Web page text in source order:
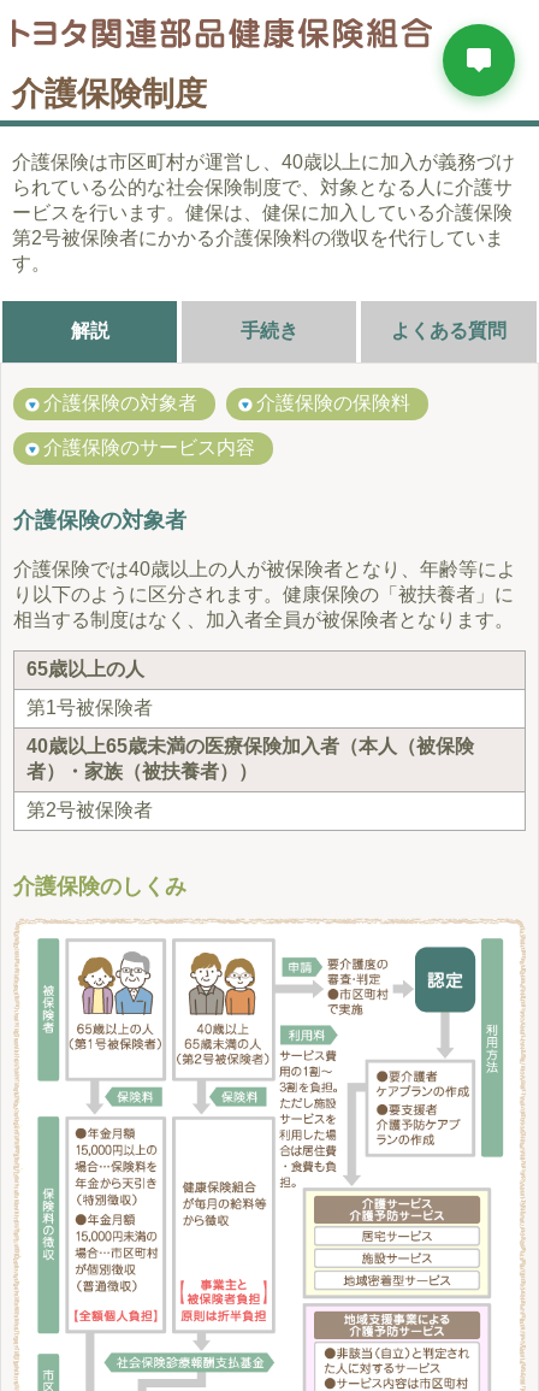
介護保険制度
介護保険は市区町村が運営し、40歳以上に加入が義務づけ
られている公的な社会保険制度で、対象となる人に介護サ
ービスを行います。健保は、健保に加入している介護保険
第2号被保険者にかかる介護保険料の徴収を代行していま
す。
解説 手続き よくある質問
介護保険の対象者 介護保険の保険料
介護保険のサービス内容
介護保険の対象者
介護保険では40歳以上の人が被保険者となり、年齢等によ
り以下のように区分されます。健康保険の「被扶養者」に
相当する制度はなく、加入者全員が被保険者となります。
65歳以上の人
第1号被保険者
40歳以上65歳未満の医療保険加入者（本人（被保険
者）・家族（被扶養者））
第2号被保険者
介護保険のしくみ